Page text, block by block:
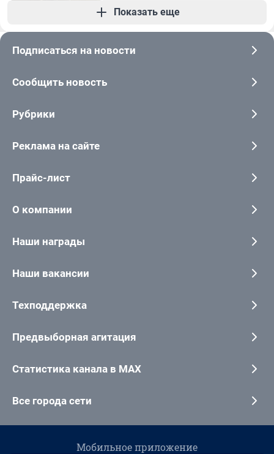
Показать еще
Подписаться на новости
Сообщить новость
Рубрики
Реклама на сайте
Прайс-лист
О компании
Наши награды
Наши вакансии
Техподдержка
Предвыборная агитация
Статистика канала в MAX
Все города сети
Мобильное приложение